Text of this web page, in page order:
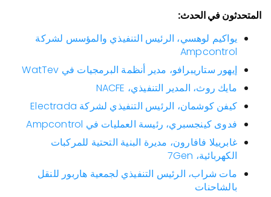
المتحدثون في الحدث:
يواكيم لوهسي، الرئيس التنفيذي والمؤسس لشركة
Ampcontrol
إيهور ستاريبرافو، مدير أنظمة البرمجيات في WatTev
مايك روث، المدير التنفيذي، NACFE
كيفن كوشمان، الرئيس التنفيذي لشركة Electrada
فدوى كينجسبري، رئيسة العمليات في Ampcontrol
غابرييلا فافارون، مديرة البنية التحتية للمركبات
الكهربائية، 7Gen
مات شراب، الرئيس التنفيذي لجمعية هاربور للنقل
بالشاحنات